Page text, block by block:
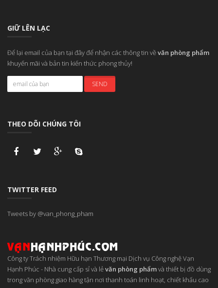
GIỮ LÊN LẠC
Để lại email của bạn tại đây để nhận các thông tin vềvăn phòng phẩm
khuyến mãi và bản tin kiến thức phong thủy!
THEO DÕI CHÚNG TÔI
TWITTER FEED
Tweets by @van_phong_pham
Công ty Trách nhiệm Hữu hạn Thương mại Dịch vụ Công nghệ Vạn
Hạnh Phúc - Nhà cung cấp sỉ và lẻvăn phòng phẩmvà thiết bị đồ dùng
trong văn phòng giao hàng tận nơi thanh toán linh hoạt, chiết khấu cao